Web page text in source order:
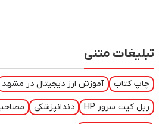
تبلیغات متنی
چاپ کتاب آموزش ارز دیجیتال در مشهد
ریل کیت سرور HP دندانپزشکی